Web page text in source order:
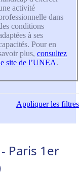
activité
dans
conditions
à ses
Pour en
plus, consultez
site de l’UNEA.
Appliquerles filtres
Paris 1er